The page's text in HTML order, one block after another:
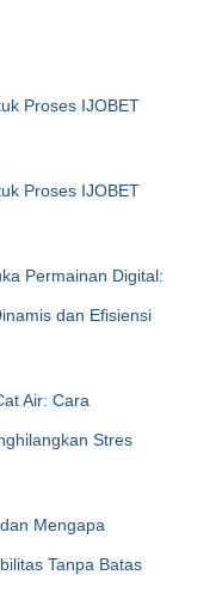
Proses IJOBET
Proses IJOBET
Permainan Digital:
dan Efisiensi
Air: Cara
Stres
Mengapa
Tanpa Batas